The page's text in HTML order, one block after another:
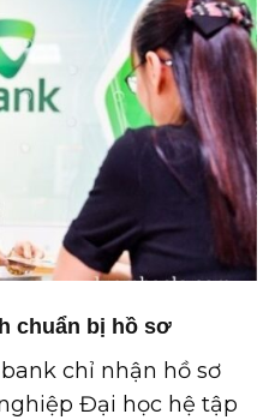
chuẩn bị hồ sơ
chỉ nhận hồ sơ
Đại học hệ tập